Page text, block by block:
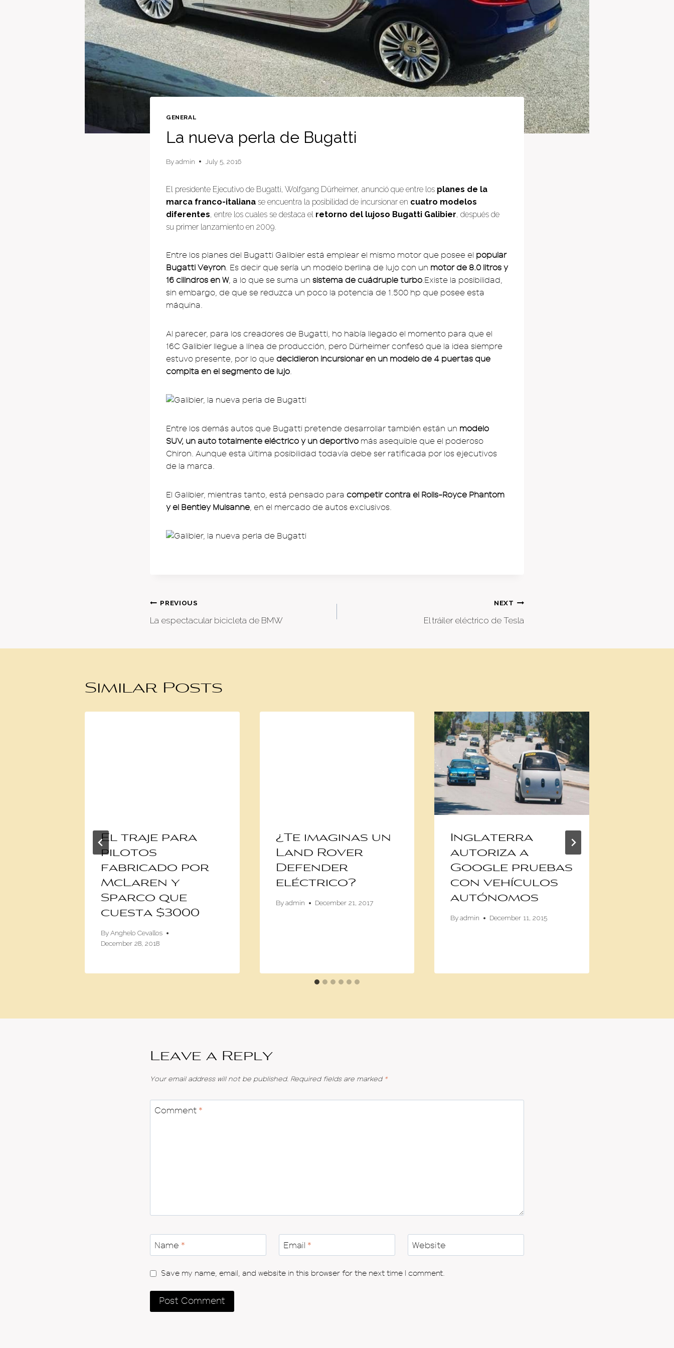
GENERAL
La nueva perla de Bugatti
Byadmin July 5, 2016
El presidente Ejecutivo de Bugatti, Wolfgang Dürheimer, anunció que entre los planes de la
marca franco-italiana se encuentra la posibilidad de incursionar en cuatro modelos
diferentes, entre los cuales se destaca el retorno del lujoso Bugatti Galibier, después de
su primer lanzamiento en 2009.
Entre los planes del Bugatti Galibier está emplear el mismo motor que posee el popular
Bugatti Veyron. Es decir que sería un modelo berlina de lujo con un motor de 8.0 litros y
16 cilindros en W, a lo que se suma un sistema de cuádruple turbo.Existe la posibilidad,
sin embargo, de que se reduzca un poco la potencia de 1.500 hp que posee esta
máquina.
Al parecer, para los creadores de Bugatti, ho había llegado el momento para que el
16C Galibier llegue a línea de producción, pero Dürheimer confesó que la idea siempre
estuvo presente, por lo que decidieron incursionar en un modelo de 4 puertas que
compita en el segmento de lujo.
Entre los demás autos que Bugatti pretende desarrollar también están un modelo
SUV, un auto totalmente eléctrico y un deportivo más asequible que el poderoso
Chiron. Aunque esta última posibilidad todavía debe ser ratificada por los ejecutivos
de la marca.
El Galibier, mientras tanto, está pensado para competir contra el Rolls-Royce Phantom
y el Bentley Mulsanne, en el mercado de autos exclusivos.
Post
navigation
PREVIOUS
La espectacular bicicleta de BMW
NEXT
El tráiler eléctrico de Tesla
Similar Posts
El traje para
pilotos
fabricado por
McLaren y
Sparco que
cuesta $3000
ByAnghelo Cevallos
December 28, 2018
¿Te imaginas un
Land Rover
Defender
eléctrico?
By admin December 21, 2017
Inglaterra
autoriza a
Google pruebas
con vehículos
autónomos
By admin December 11, 2015
Leave a Reply
Your email address will not be published. Required fields are marked *
Comment *
Name * Email * Website
Save my name, email, and website in this browser for the next time I comment.